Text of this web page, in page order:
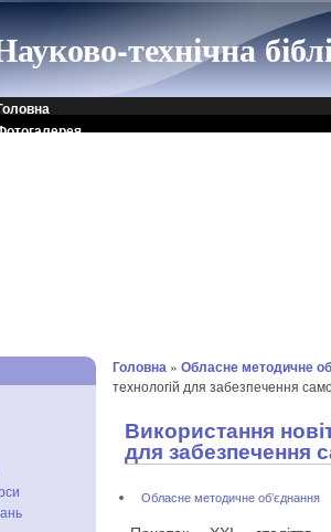
технічна
Головна » Обласне методичне
технологій для забезпечення
Використання
для забезпечення
Обласне методичне об’єднання